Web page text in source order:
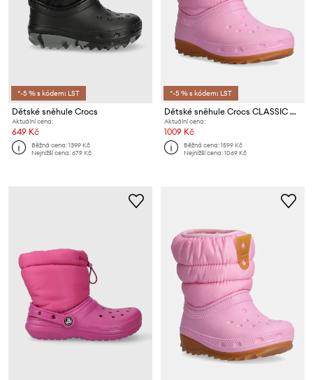
*-5 % s kódem: LST
Dětské sněhule Crocs
Aktuální cena:
649 Kč
Běžná cena:1399 Kč
Nejnižší cena:679 Kč
*-5 % s kódem: LST
Dětské sněhule Crocs CLASSIC NEO PUFF BOOT
Aktuální cena:
1009 Kč
Běžná cena:1599 Kč
Nejnižší cena:1069 Kč